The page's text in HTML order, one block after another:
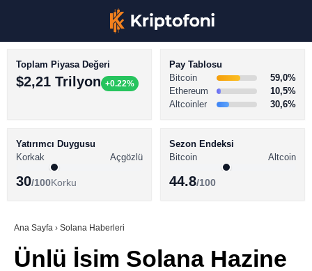
Youtube
BİTCOİN HABERLERİ
ALTCOİN HABERLERİ
SÖZLÜK
Toplam Piyasa Değeri
$2,21 Trilyon +0.22%
Pay Tablosu
Bitcoin
59,0%
Ethereum
10,5%
Altcoinler
30,6%
Yatırımcı Duygusu
Korkak
Açgözlü
30/100Korku
Sezon Endeksi
Bitcoin
Altcoin
44.8/100
Ana Sayfa › Solana Haberleri
Ünlü İsim Solana Hazine